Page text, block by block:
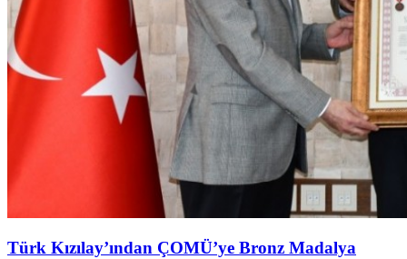
Türk Kızılay’ından ÇOMÜ’ye Bronz Madalya